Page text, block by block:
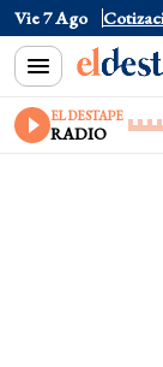
Vie 7 Ago
Oficial $1520
EL DESTAPE
RADIO